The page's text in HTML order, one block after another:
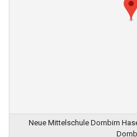
Neue Mittelschule Dornbirn